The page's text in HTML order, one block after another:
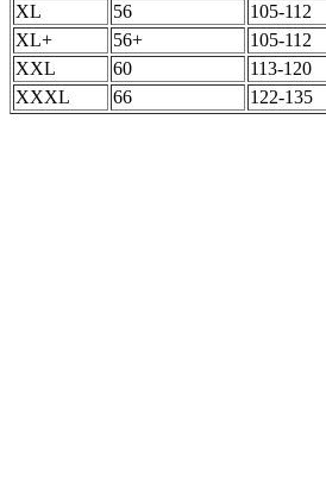
XL
56 105-112
XL+
56+ 105-112
XXL
60 113-120
XXXL
66 122-135